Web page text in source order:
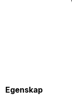
Egenskap